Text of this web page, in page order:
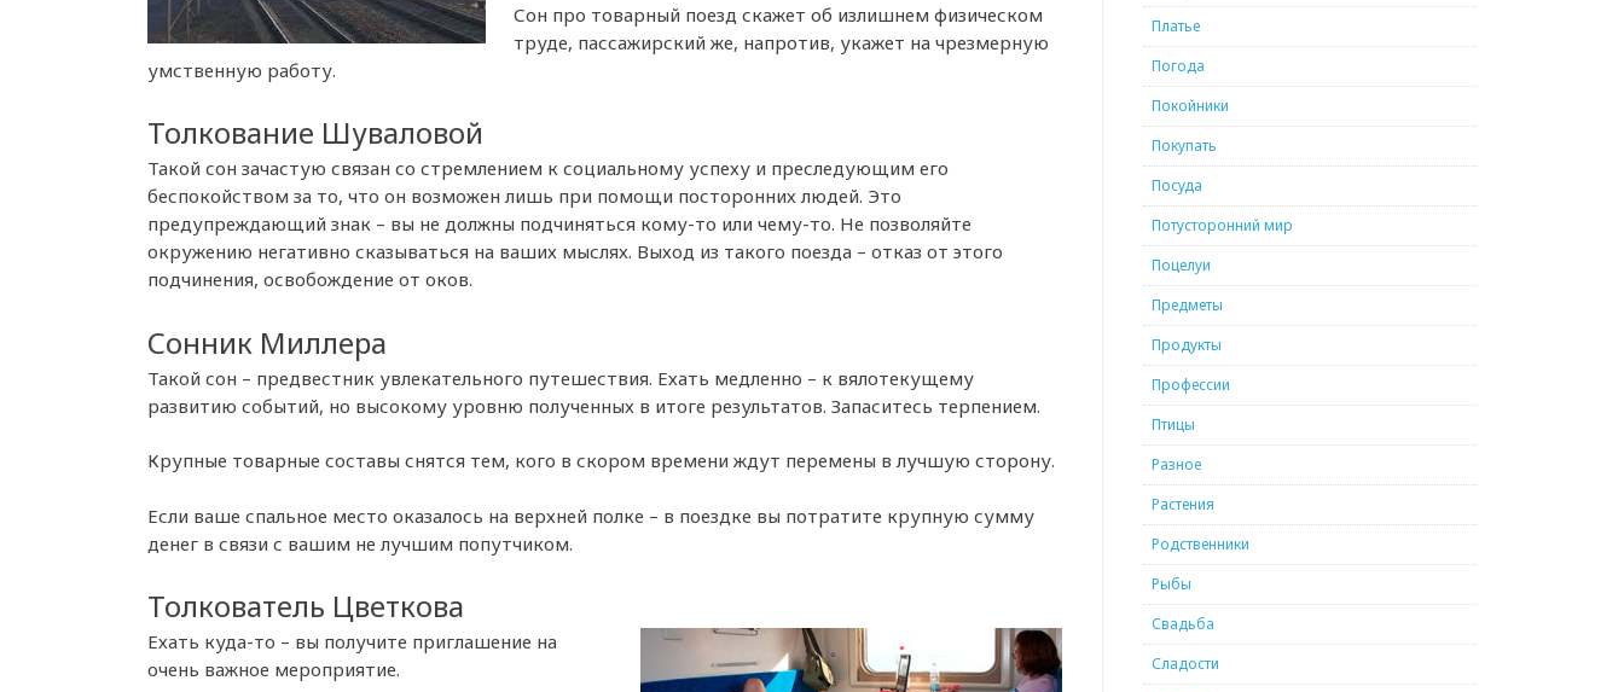
Сон про товарный поезд скажет об излишнем физическом
труде, пассажирский же, напротив, укажет на чрезмерную
умственную работу.
Толкование Шуваловой
Такой сон зачастую связан со стремлением к социальному успеху и преследующим его
беспокойством за то, что он возможен лишь при помощи посторонних людей. Это
предупреждающий знак – вы не должны подчиняться кому-то или чему-то. Не позволяйте
окружению негативно сказываться на ваших мыслях. Выход из такого поезда – отказ от этого
подчинения, освобождение от оков.
Сонник Миллера
Такой сон – предвестник увлекательного путешествия. Ехать медленно – к вялотекущему
развитию событий, но высокому уровню полученных в итоге результатов. Запаситесь терпением.
Крупные товарные составы снятся тем, кого в скором времени ждут перемены в лучшую сторону.
Если ваше спальное место оказалось на верхней полке – в поездке вы потратите крупную сумму
денег в связи с вашим не лучшим попутчиком.
Толкователь Цветкова
Ехать куда-то – вы получите приглашение на
очень важное мероприятие.
Платье
Погода
Покойники
Покупать
Посуда
Потусторонний мир
Поцелуи
Предметы
Продукты
Профессии
Птицы
Разное
Растения
Родственники
Рыбы
Свадьба
Сладости